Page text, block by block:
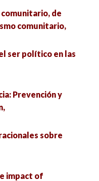
de
comunitario,
ser político en las
Prevención y
sobre
impact of